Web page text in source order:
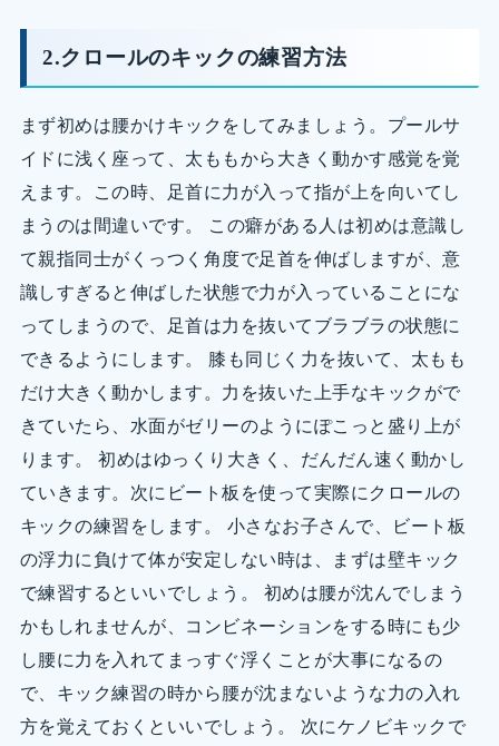
2.クロールのキックの練習方法
まず初めは腰かけキックをしてみましょう。プールサ
イドに浅く座って、太ももから大きく動かす感覚を覚
えます。この時、足首に力が入って指が上を向いてし
まうのは間違いです。 この癖がある人は初めは意識し
て親指同士がくっつく角度で足首を伸ばしますが、意
識しすぎると伸ばした状態で力が入っていることにな
ってしまうので、足首は力を抜いてブラブラの状態に
できるようにします。 膝も同じく力を抜いて、太もも
だけ大きく動かします。力を抜いた上手なキックがで
きていたら、水面がゼリーのようにぽこっと盛り上が
ります。 初めはゆっくり大きく、だんだん速く動かし
ていきます。次にビート板を使って実際にクロールの
キックの練習をします。 小さなお子さんで、ビート板
の浮力に負けて体が安定しない時は、まずは壁キック
で練習するといいでしょう。 初めは腰が沈んでしまう
かもしれませんが、コンビネーションをする時にも少
し腰に力を入れてまっすぐ浮くことが大事になるの
で、キック練習の時から腰が沈まないような力の入れ
方を覚えておくといいでしょう。 次にケノビキックで